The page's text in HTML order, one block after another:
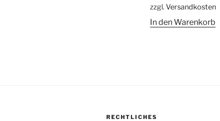
4,00 €2,00 €.
zzgl.Versandkosten
In den Warenkorb
RECHTLICHES